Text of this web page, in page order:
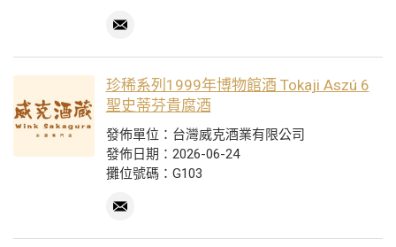
珍稀系列1999年博物館酒 Tokaji Aszú 6
聖史蒂芬貴腐酒
發佈單位：台灣威克酒業有限公司
發佈日期：2026-06-24
攤位號碼：G103